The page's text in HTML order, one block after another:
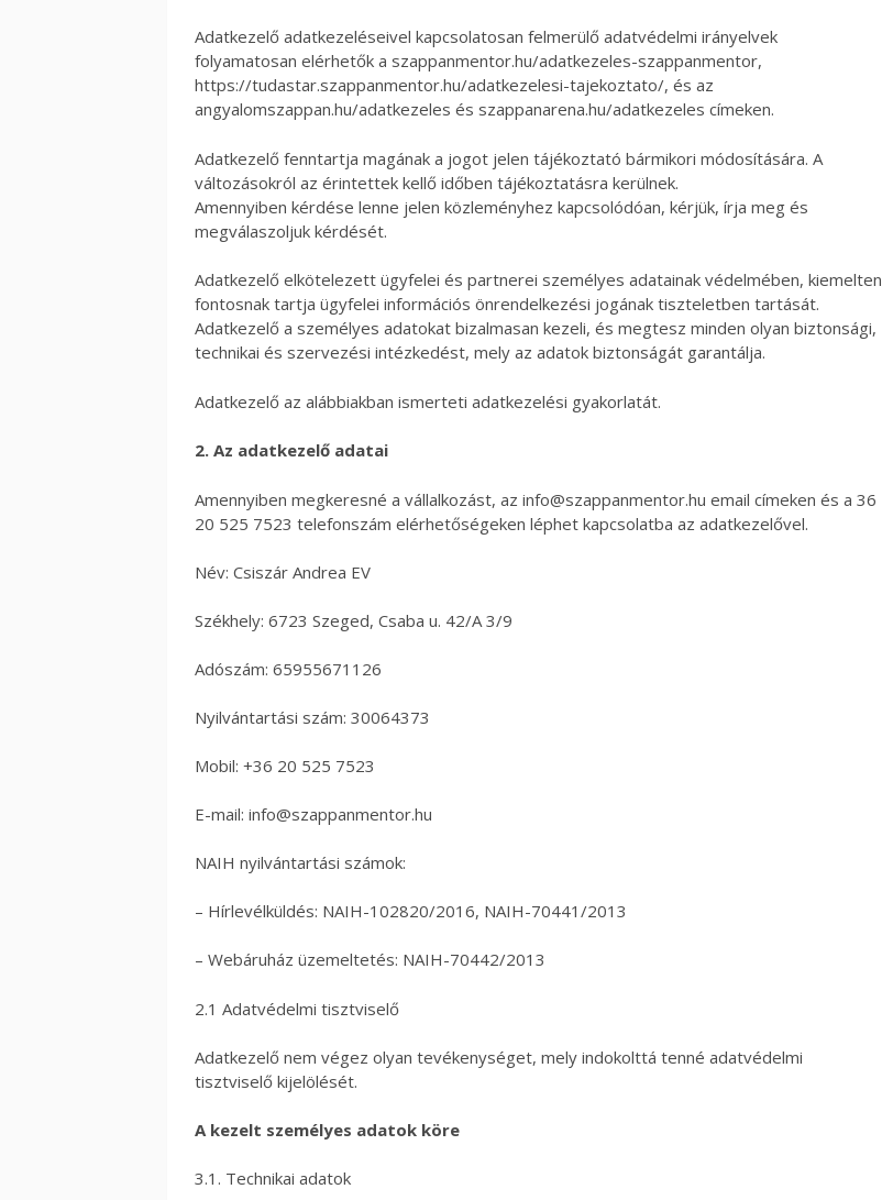
Adatkezelő adatkezeléseivel kapcsolatosan felmerülő adatvédelmi irányelvek
folyamatosan elérhetők a szappanmentor.hu/adatkezeles-szappanmentor,
https://tudastar.szappanmentor.hu/adatkezelesi-tajekoztato/, és az
angyalomszappan.hu/adatkezeles és szappanarena.hu/adatkezeles címeken.
Adatkezelő fenntartja magának a jogot jelen tájékoztató bármikori módosítására. A
változásokról az érintettek kellő időben tájékoztatásra kerülnek.
Amennyiben kérdése lenne jelen közleményhez kapcsolódóan, kérjük, írja meg és
megválaszoljuk kérdését.
Adatkezelő elkötelezett ügyfelei és partnerei személyes adatainak védelmében, kiemelten
fontosnak tartja ügyfelei információs önrendelkezési jogának tiszteletben tartását.
Adatkezelő a személyes adatokat bizalmasan kezeli, és megtesz minden olyan biztonsági,
technikai és szervezési intézkedést, mely az adatok biztonságát garantálja.
Adatkezelő az alábbiakban ismerteti adatkezelési gyakorlatát.
2. Az adatkezelő adatai
Amennyiben megkeresné a vállalkozást, az info@szappanmentor.hu email címeken és a 36
20 525 7523 telefonszám elérhetőségeken léphet kapcsolatba az adatkezelővel.
Név: Csiszár Andrea EV
Székhely: 6723 Szeged, Csaba u. 42/A 3/9
Adószám: 65955671126
Nyilvántartási szám: 30064373
Mobil: +36 20 525 7523
E-mail: info@szappanmentor.hu
NAIH nyilvántartási számok:
– Hírlevélküldés: NAIH-102820/2016, NAIH-70441/2013
– Webáruház üzemeltetés: NAIH-70442/2013
2.1 Adatvédelmi tisztviselő
Adatkezelő nem végez olyan tevékenységet, mely indokolttá tenné adatvédelmi
tisztviselő kijelölését.
A kezelt személyes adatok köre
3.1. Technikai adatok